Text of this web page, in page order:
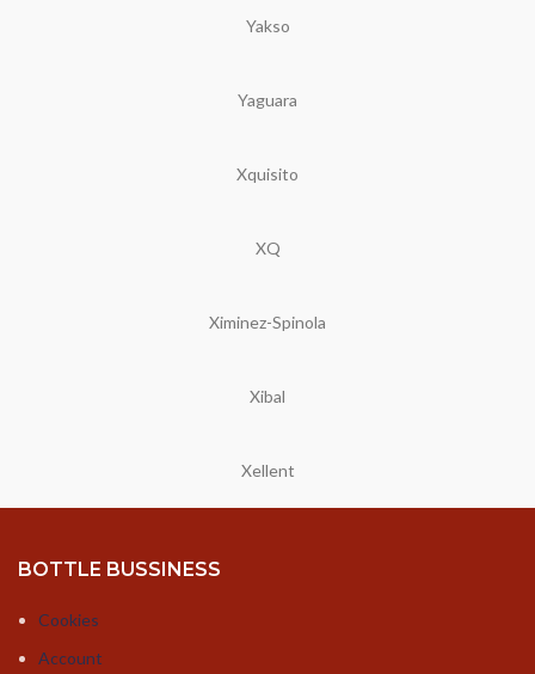
Yakso
Yaguara
Xquisito
XQ
Ximinez-Spinola
Xibal
Xellent
BOTTLE BUSSINESS
Cookies
Account